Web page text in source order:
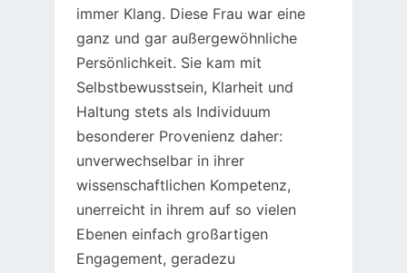
immer Klang. Diese Frau war eine
ganz und gar außergewöhnliche
Persönlichkeit. Sie kam mit
Selbstbewusstsein, Klarheit und
Haltung stets als Individuum
besonderer Provenienz daher:
unverwechselbar in ihrer
wissenschaftlichen Kompetenz,
unerreicht in ihrem auf so vielen
Ebenen einfach großartigen
Engagement, geradezu